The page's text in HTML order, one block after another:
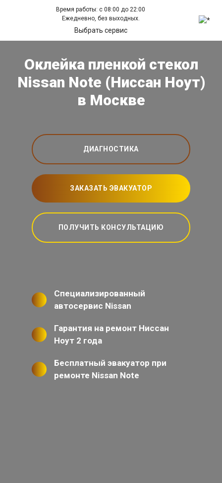
Время работы: с 08:00 до 22:00
Ежедневно, без выходных.
Выбрать сервис
Оклейка пленкой стекол
Nissan Note (Ниссан Ноут)
в Москве
ДИАГНОСТИКА
ЗАКАЗАТЬ ЭВАКУАТОР
ПОЛУЧИТЬ КОНСУЛЬТАЦИЮ
Специализированный
автосервис Nissan
Гарантия на ремонт Ниссан
Ноут 2 года
Бесплатный эвакуатор при
ремонте Nissan Note